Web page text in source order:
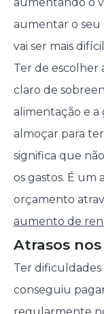
aumentar o seu
vai ser mais
Ter de escolher
claro de
alimentação e a
almoçar para
significa que
os gastos. É um
orçamento
aumento de
Atrasos
Ter
conseguiu